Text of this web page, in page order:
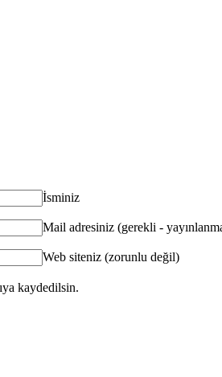
İsminiz
Mail adresiniz (gerekli -
Web siteniz (zorunlu değil)
kaydedilsin.